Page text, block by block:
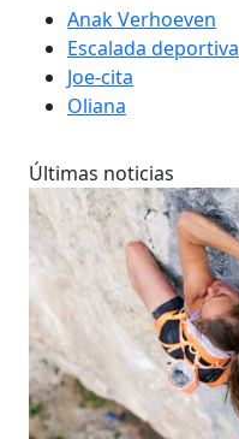
Anak Verhoeven
Escalada deportiva
Joe-cita
Oliana
Últimas noticias